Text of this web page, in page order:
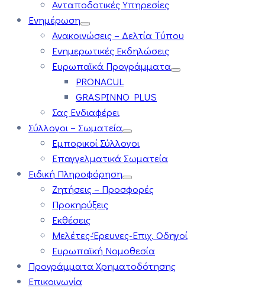
Ανταποδοτικές Υπηρεσίες
Ενημέρωση
Ανακοινώσεις – Δελτία Τύπου
Ενημερωτικές Εκδηλώσεις
Ευρωπαϊκά Προγράμματα
PRONACUL
GRASPINNO PLUS
Σας Ενδιαφέρει
Σύλλογοι – Σωματεία
Εμπορικοί Σύλλογοι
Επαγγελματικά Σωματεία
Ειδική Πληροφόρηση
Ζητήσεις – Προσφορές
Προκηρύξεις
Εκθέσεις
Μελέτες-Έρευνες-Επιχ. Οδηγοί
Ευρωπαϊκή Νομοθεσία
Προγράμματα Χρηματοδότησης
Επικοινωνία